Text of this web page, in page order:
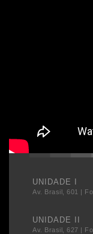
UNIDADE I
Av. Brasil, 601 |
UNIDADE II
Av. Brasil, 627 |